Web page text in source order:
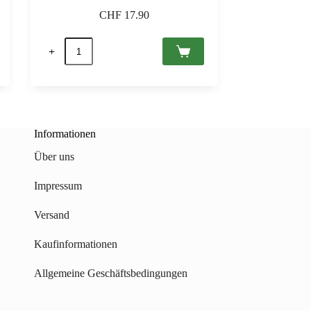
CHF17.90
Hungaria
Grande
Cuvée
Menge
Informationen
Über uns
Impressum
Versand
Kaufinformationen
Allgemeine Geschäftsbedingungen